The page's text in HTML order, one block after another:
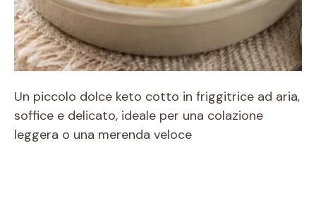
Un piccolo dolce keto cotto in friggitrice ad aria,
soffice e delicato, ideale per una colazione
leggera o una merenda veloce